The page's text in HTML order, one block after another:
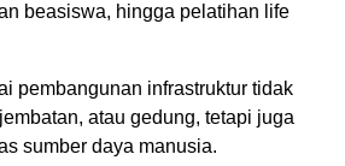
beasiswa, hingga pelatihan life
pembangunan infrastruktur tidak
atau gedung, tetapi juga
sumber daya manusia.